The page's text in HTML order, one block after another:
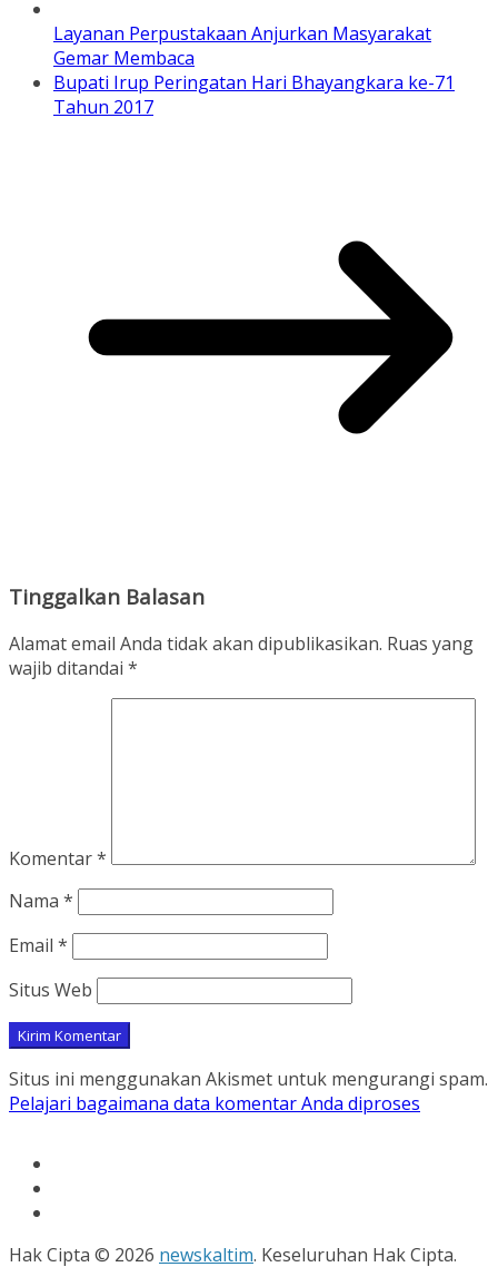
Layanan Perpustakaan Anjurkan Masyarakat
Gemar Membaca
Bupati Irup Peringatan Hari Bhayangkara ke-71
Tahun 2017
Tinggalkan Balasan
Alamat email Anda tidak akan dipublikasikan. Ruas yang
wajib ditandai *
Komentar*
Nama *
Email *
Situs Web
Situs ini menggunakan Akismet untuk mengurangi spam.
Pelajari bagaimana data komentar Anda diproses
Hak Cipta © 2026 newskaltim. Keseluruhan Hak Cipta.